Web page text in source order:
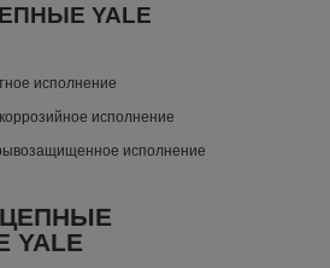
YALE
исполнение
исполнение
исполнение